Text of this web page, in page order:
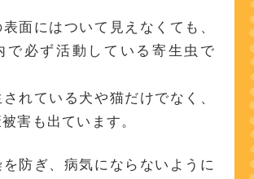
面にはついて見えなくても、
で必ず活動している寄生虫で
れている犬や猫だけでなく、
害も出ています。
を防ぎ、病気にならないように